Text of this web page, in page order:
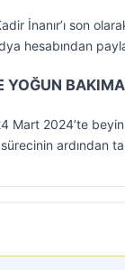
İnanır’ı son
hesabından
YOĞUN
Mart 2024’te
ardından